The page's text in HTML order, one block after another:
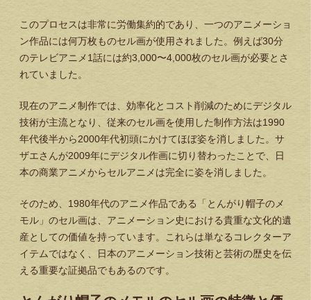
このプロセスは非常に労働集約的であり、一つのアニメーショ
ン作品には何万枚ものセル画が使用されました。例えば30分
のテレビアニメ1話には約3,000〜4,000枚のセル画が必要とさ
れていました。
現在のアニメ制作では、効率化とコスト削減のためにデジタル
技術が主流となり、従来のセル画を使用した制作方法は1990
年代後半から2000年代初頭にかけてほぼ姿を消しました。サ
ザエさんが2009年にデジタル作画に切り替わったことで、日
本の商業アニメからセルアニメは完全に姿を消しました。
そのため、1980年代のアニメ作品である「とんがり帽子のメ
モル」のセル画は、アニメーション史における貴重な文化的遺
産としての価値を持っています。これらは単なるコレクターア
イテムではなく、日本のアニメーション技術と芸術の歴史を伝
える重要な証拠品でもあるのです。